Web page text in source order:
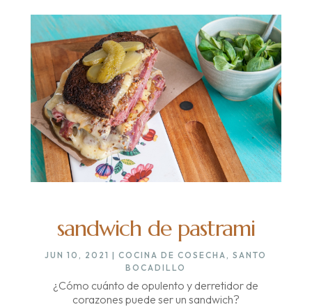
sandwich de pastrami
JUN 10, 2021 |COCINA DE COSECHA ,SANTO
BOCADILLO
¿Cómo cuánto de opulento y derretidor de
corazones puede ser un sandwich?